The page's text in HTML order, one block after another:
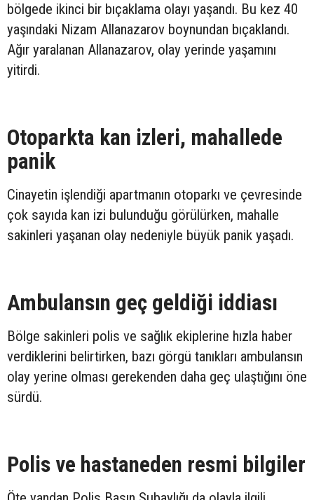
bölgede ikinci bir bıçaklama olayı yaşandı. Bu kez 40
yaşındaki Nizam Allanazarov boynundan bıçaklandı.
Ağır yaralanan Allanazarov, olay yerinde yaşamını
yitirdi.
Otoparkta kan izleri, mahallede
panik
Cinayetin işlendiği apartmanın otoparkı ve çevresinde
çok sayıda kan izi bulunduğu görülürken, mahalle
sakinleri yaşanan olay nedeniyle büyük panik yaşadı.
Ambulansın geç geldiği iddiası
Bölge sakinleri polis ve sağlık ekiplerine hızla haber
verdiklerini belirtirken, bazı görgü tanıkları ambulansın
olay yerine olması gerekenden daha geç ulaştığını öne
sürdü.
Polis ve hastaneden resmi bilgiler